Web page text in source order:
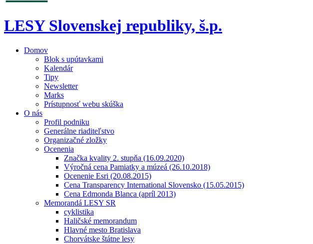
LESY Slovenskej republiky, š.p.
Domov
Blok s upútavkami
Kalendár
Tipy
Newsletter
Marks
Prístupnosť webu skúška
O nás
Profil podniku
Generálne riaditeľstvo
Organizačné zložky
Ocenenia
Značka kvality 2. stupňa (16.09.2020)
Výročná cena Pamiatky a múzeá (26.10.2018)
Ocenenie Esri (20.08.2015)
Cena Transparency International Slovensko (15.05.2015)
Cena Edmonda Blanca (apríl 2013)
Memorandá LESY SR
cyklistika
Haličské memorandum
Hlavné mesto Bratislava
Chorvátske štátne lesy